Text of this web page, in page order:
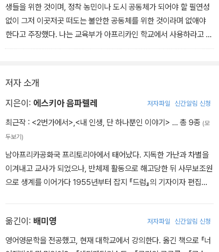
예요”라고 하던 그 백인 여자. 비실비실 걸어와서 “짐, 중앙우체국이
어디야?”라고 묻던 그 노인네. 그 우체국 직원은 계산대 너머에서 이
렇게 소리를 질렀었다. “당신들 카피르 말이야, 줄 똑바로 안 서면 처
리 안 해준다.” 낮에 당했던 이런저런 모욕들이 계속 새롭고도 불쾌하
생들을 위한 것이며, 정착 농민이나 도시 공동체가 되어야 할 필연성
없이 그저 이곳저곳 떠도는 불안한 공동체를 위한 것이라며 없애야
한다고 주장했다. 나는 교육부가 아프리카인 학교에서 사용하라고 명
령한 교과서들을 비난했다. 백인의 식민 정책과 국경 지대의 전쟁, 아
게으른 카피르다, 같은 예문만 가득한 아프리칸스어 문법책, 비백인
여자를 가리키는 아이아, 비백인 남자를 지칭하는 오우타 같은 듣기
거슬리는 말뿐인 아프리칸스 문학들, 경멸당하고 조롱받는 야만인 아
로 가득 찬 문학 작품 따위 말이다.
저자 소개
지은이: 에스키아 음파렐레 저자파일 신간알림 신청
최근작 : <2번가에서>,<내 인생, 단 하나뿐인 이야기> … 총 9종 (모
두보기)
남아프리카공화국 프리토리아에서 태어났다. 지독한 가난과 차별을
이겨내고 교사가 되었으나, 반체제 활동으로 해고당한 뒤 사무보조원
으로 생계를 이어가다 1955년부터 잡지 『드럼』의 기자이자 편집자
년 영국에서 자서전 『2번가에서』를 출간하고 작품 활동을 이어갔으
나, 1961년 남아공 정부는 음파렐레에게 국가전복죄를 씌워 작품 출
옮긴이: 배미영 저자파일 신간알림 신청
영어영문학을 전공했고, 현재 대학교에서 강의한다. 옮긴 책으로 『너